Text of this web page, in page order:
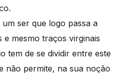
ser que logo passa a
mesmo traços virginais
tem de se dividir entre este
não permite, na sua noção